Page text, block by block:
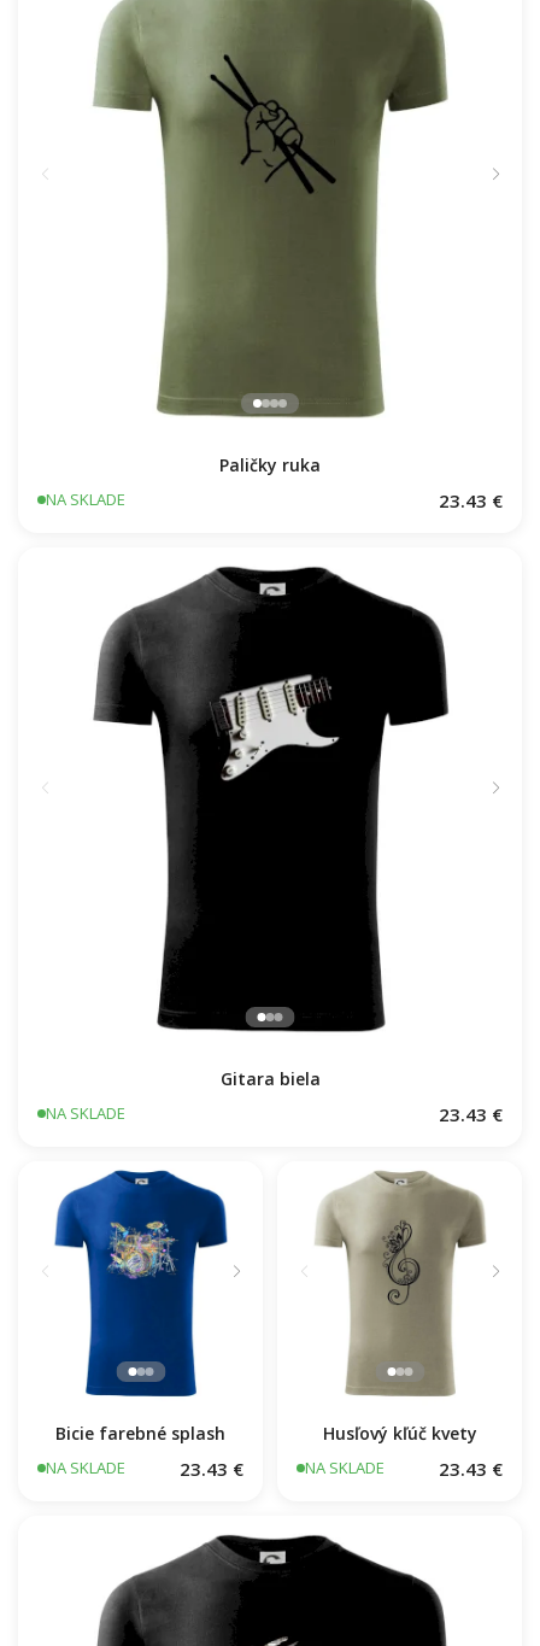
Paličky ruka
NA SKLADE 23.43 €
Gitara biela
NA SKLADE 23.43 €
Bicie farebné splash
NA SKLADE 23.43 €
Husľový kľúč kvety
NA SKLADE 23.43 €